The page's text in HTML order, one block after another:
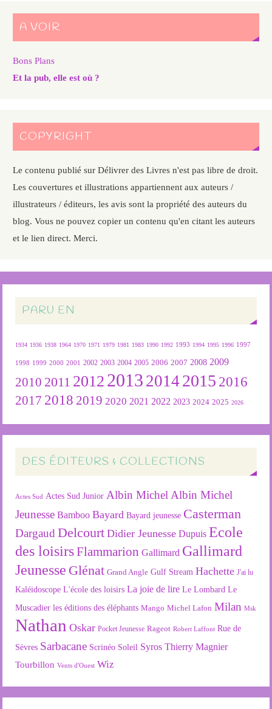
A VOIR
Bons Plans
Et la pub, elle est où ?
COPYRIGHT
Le contenu publié sur Délivrer des Livres n'est pas libre de droit.
Les couvertures et illustrations appartiennent aux auteurs /
illustrateurs / éditeurs, les avis sont la propriété des auteurs du
blog. Vous ne pouvez copier un contenu qu'en citant les auteurs
et le lien direct. Merci.
PARU EN
1934 1936 1938 1964 1970 1971 1979 1981 1983 1990 1992 1993 1994 1995 1996 1997
1998 1999 2000 2001 2002 2003 2004 2005 2006 2007 2008 2009
2010 2011 2012 2013 2014 2015 2016
2017 2018 2019 2020 2021 2022 2023 2024 2025 2026
DES ÉDITEURS & COLLECTIONS
Actes Sud Actes Sud Junior Albin Michel Albin Michel
Jeunesse Bamboo Bayard Bayard jeunesse Casterman
Dargaud Delcourt Didier Jeunesse Dupuis Ecole
des loisirsFlammarion Gallimard Gallimard
Jeunesse Glénat Grand Angle Gulf Stream Hachette J'ai lu
Kaléidoscope L'école des loisirs La joie de lire Le Lombard Le
Muscadier les éditions des éléphants Mango Michel Lafon Milan Msk
Nathan Oskar Pocket Jeunesse Rageot Robert Laffont Rue de
Sèvres Sarbacane Scrinéo Soleil Syros Thierry Magnier
Tourbillon Vents d'Ouest Wiz